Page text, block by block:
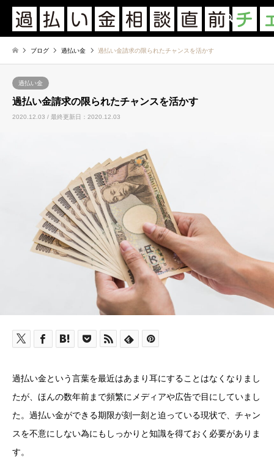
検索
ブログ 過払い金 過払い金請求の限られたチャンスを活かす
過払い金
過払い金請求の限られたチャンスを活かす
2020.12.03 / 最終更新日：2020.12.03
過払い金という言葉を最近はあまり耳にすることはなくなりまし
たが、ほんの数年前まで頻繁にメディアや広告で目にしていまし
た。過払い金ができる期限が刻一刻と迫っている現状で、チャン
スを不意にしない為にもしっかりと知識を得ておく必要がありま
す。